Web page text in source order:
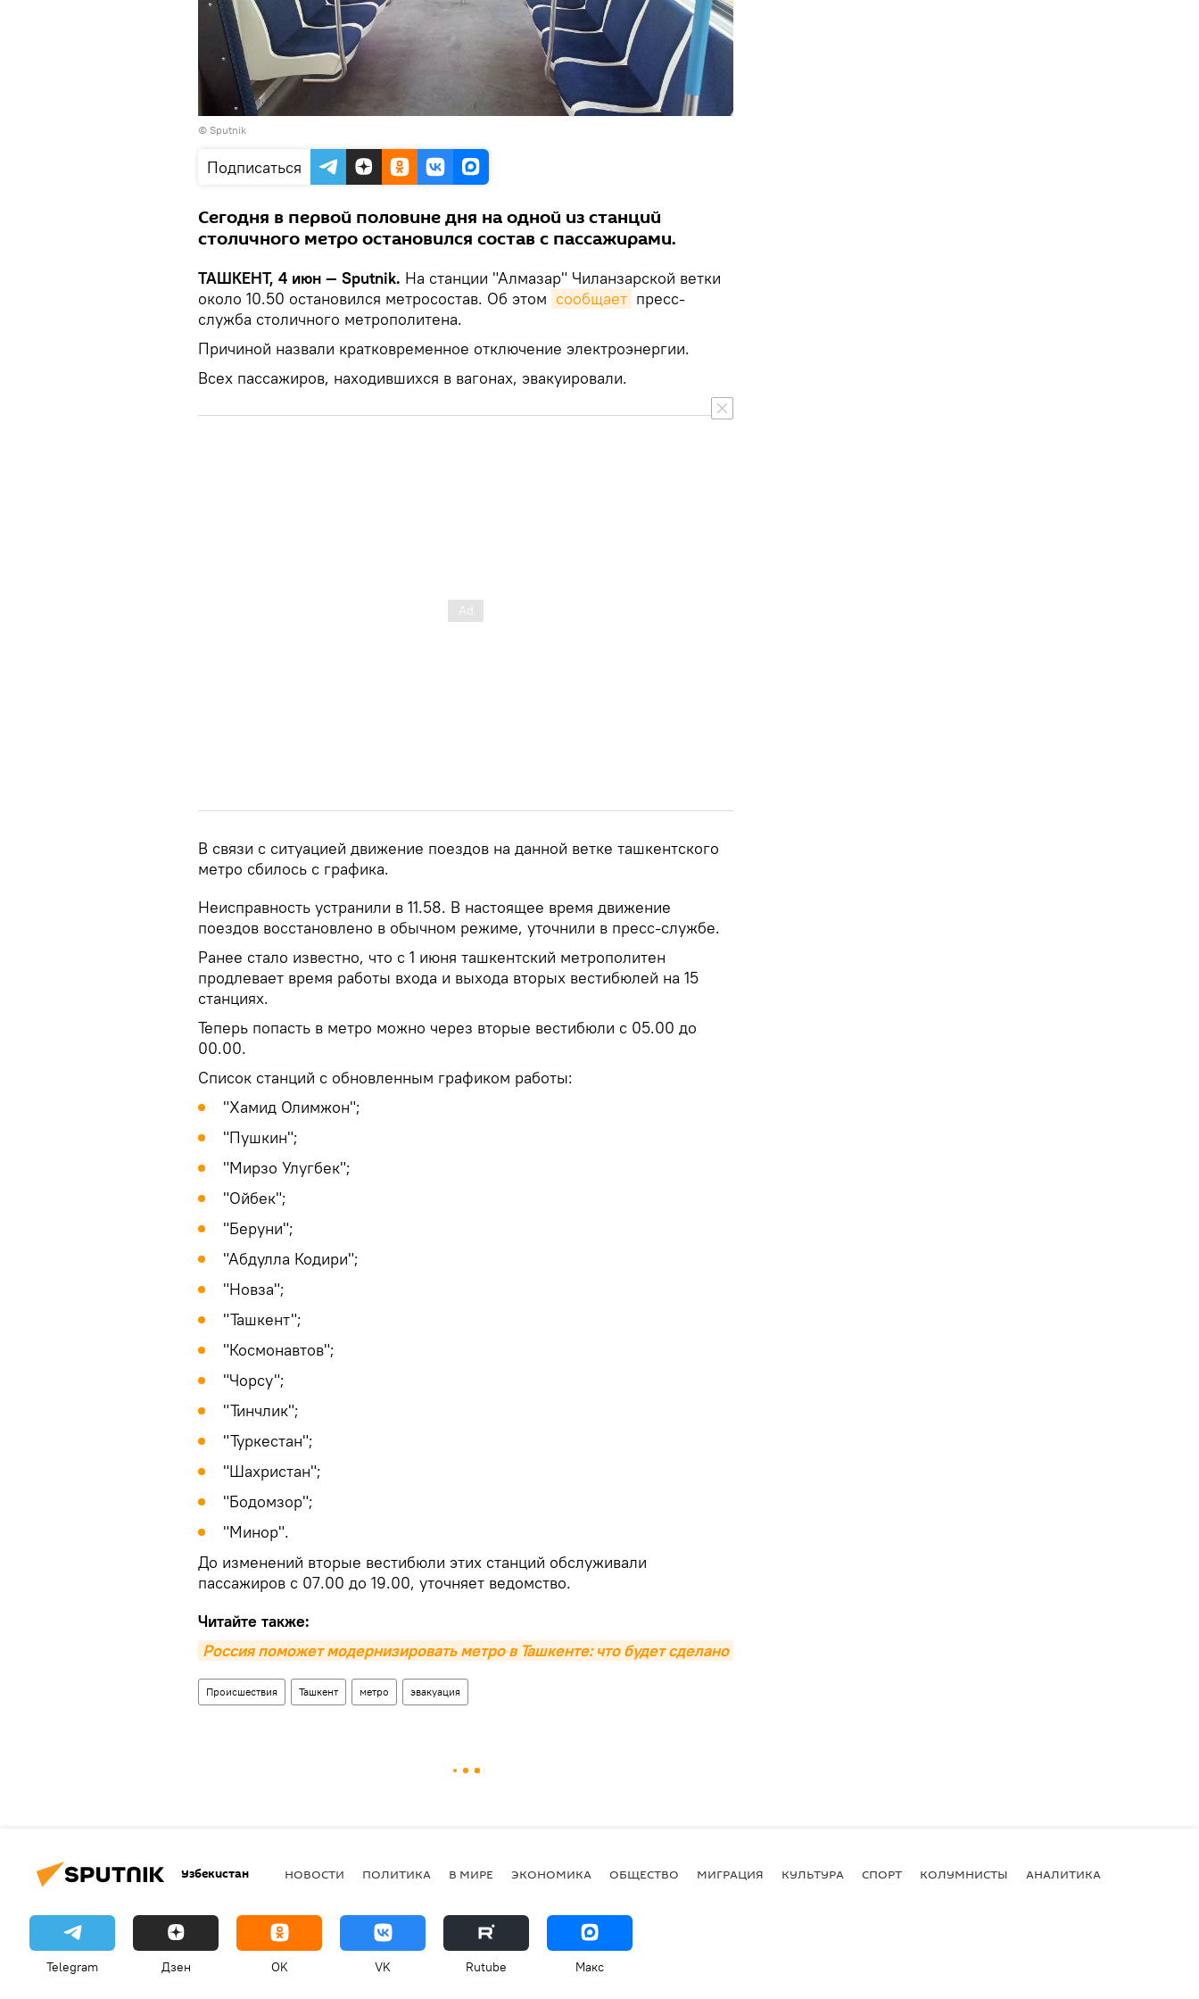
© Sputnik
Подписаться
Сегодня в первой половине дня на одной из станций
столичного метро остановился состав с пассажирами.
ТАШКЕНТ, 4 июн — Sputnik. На станции "Алмазар" Чиланзарской ветки
около 10.50 остановился метросостав. Об этом сообщает пресс-
служба столичного метрополитена.
Причиной назвали кратковременное отключение электроэнергии.
Всех пассажиров, находившихся в вагонах, эвакуировали.
В связи с ситуацией движение поездов на данной ветке ташкентского
метро сбилось с графика.
Неисправность устранили в 11.58. В настоящее время движение
поездов восстановлено в обычном режиме, уточнили в пресс-службе.
Ранее стало известно, что с 1 июня ташкентский метрополитен
продлевает время работы входа и выхода вторых вестибюлей на 15
станциях.
Теперь попасть в метро можно через вторые вестибюли с 05.00 до
00.00.
Список станций с обновленным графиком работы:
"Хамид Олимжон";
"Пушкин";
"Мирзо Улугбек";
"Ойбек";
"Беруни";
"Абдулла Кодири";
"Новза";
"Ташкент";
"Космонавтов";
"Чорсу";
"Тинчлик";
"Туркестан";
"Шахристан";
"Бодомзор";
"Минор".
До изменений вторые вестибюли этих станций обслуживали
пассажиров с 07.00 до 19.00, уточняет ведомство.
Читайте также:
Россия поможет модернизировать метро в Ташкенте: что будет сделано
Происшествия Ташкент метро эвакуация
Узбекистан НОВОСТИ ПОЛИТИКА В МИРЕ ЭКОНОМИКА ОБЩЕСТВО МИГРАЦИЯ КУЛЬТУРА СПОРТ КОЛУМНИСТЫ АНАЛИТИКА
Telegram Дзен OK VK Rutube Макс